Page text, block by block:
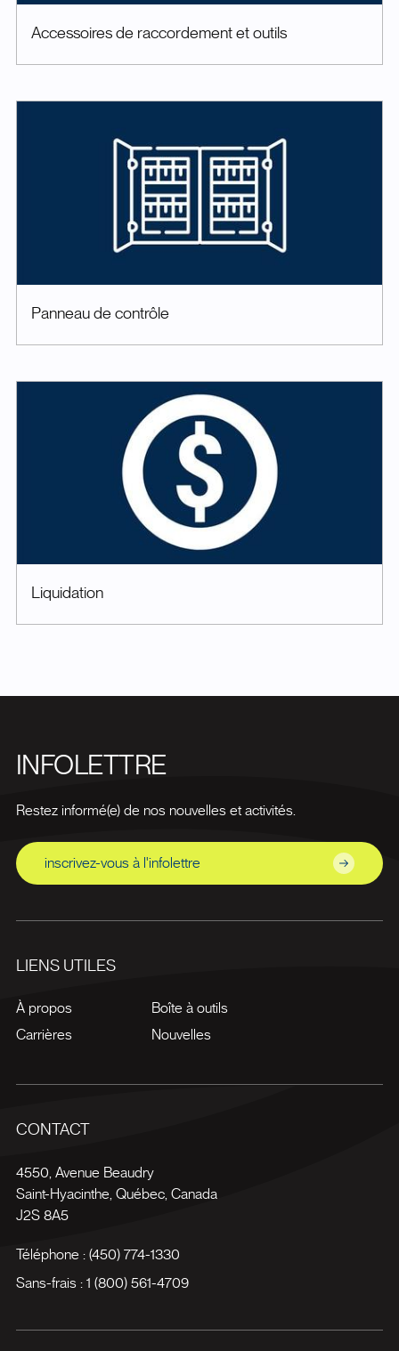
Accessoires de raccordement et outils
Panneau de contrôle
Liquidation
INFOLETTRE
Restez informé(e) de nos nouvelles et activités.
inscrivez-vous à l'infolettre
LIENS UTILES
À propos
Carrières
Boîte à outils
Nouvelles
CONTACT
4550, Avenue Beaudry
Saint-Hyacinthe Québec, Canada
J2S 8A5
Téléphone : (450) 774-1330
Sans-frais : 1 (800) 561-4709